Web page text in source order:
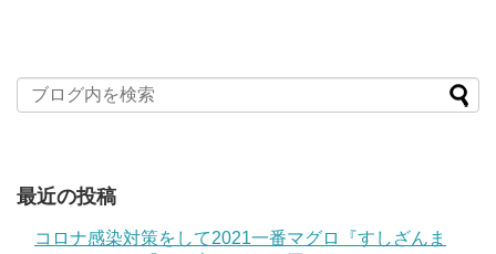
最近の投稿
コロナ感染対策をして2021一番マグロ『すしざんま